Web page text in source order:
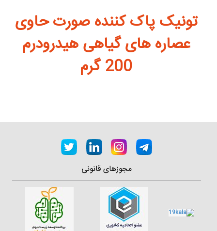
تونیک پاک کننده صورت حاوی
عصاره های گیاهی هیدرودرم
200 گرم
مجوزهای قانونی